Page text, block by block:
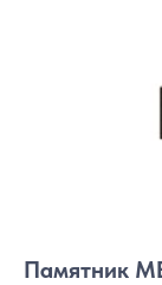
Памятник